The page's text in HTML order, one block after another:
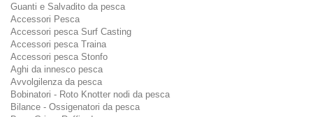
Guanti e Salvadito da pesca
Accessori Pesca
Accessori pesca Surf Casting
Accessori pesca Traina
Accessori pesca Stonfo
Aghi da innesco pesca
Avvolgilenza da pesca
Bobinatori - Roto Knotter nodi da pesca
Bilance - Ossigenatori da pesca